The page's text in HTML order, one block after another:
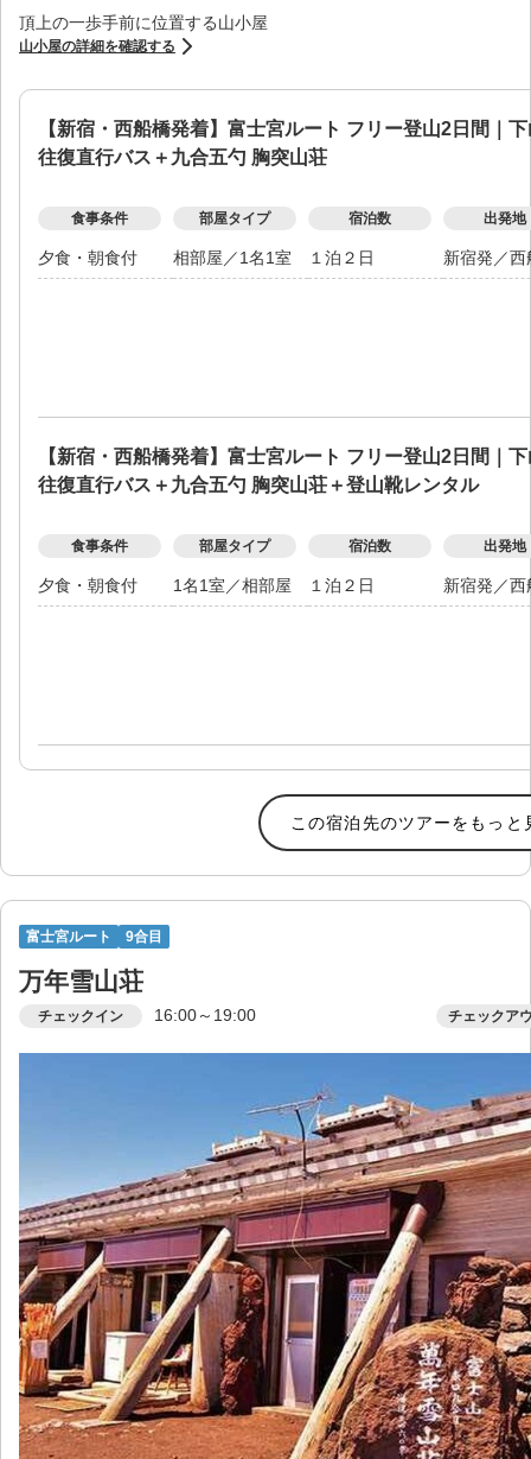
頂上の一歩手前に位置する山小屋
山小屋の詳細を確認する
【新宿・西船橋発着】富士宮ルート フリー登山2日間｜
往復直行バス＋九合五勺 胸突山荘
食事条件
夕食・朝食付
部屋タイプ
相部屋 ／1名1室
宿泊数
１泊２日
出発地
新宿発 ／西
【新宿・西船橋発着】富士宮ルート フリー登山2日間｜
往復直行バス＋九合五勺 胸突山荘＋登山靴レンタル
食事条件
夕食・朝食付
部屋タイプ
1名1室 ／相部屋
宿泊数
１泊２日
出発地
新宿発 ／西
この宿泊先のツアーをもっと
富士宮ルート 9合目
万年雪山荘
チェックイン 16:00～19:00 チェックア